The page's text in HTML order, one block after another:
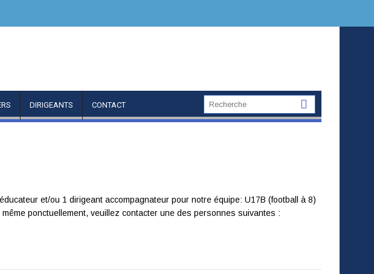
DIRIGEANTS CONTACT
et/ou 1 dirigeant accompagnateur pour notre équipe: U17B (football à 8)
ponctuellement, veuillez contacter une des personnes suivantes :